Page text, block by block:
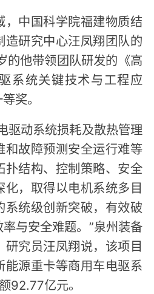
，中国科学院福建物质结
研究中心汪凤翔团队的
的他带领团队研发的《高
系统关键技术与工程应
奖。
驱动系统损耗及散热管理
故障预测安全运行难等
扑结构、控制策略、安全
，取得以电机系统多目
统级创新突破，有效破
与安全难题。”泉州装备
究员汪凤翔说，该项目
能源重卡等商用车电驱系
92.77亿元。